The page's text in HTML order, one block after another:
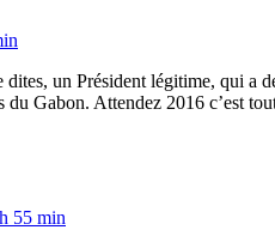
un Président légitime, qui
du Gabon. Attendez 2016 c’est
55 min